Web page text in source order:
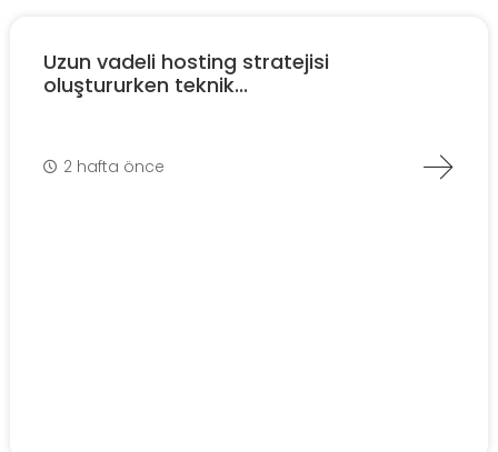
Uzun vadeli hosting stratejisi
oluştururken teknik...
2 hafta önce